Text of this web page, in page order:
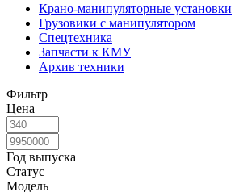
Крано-манипуляторные установки
Грузовики с манипулятором
Спецтехника
Запчасти к КМУ
Архив техники
Фильтр
Цена
Год выпуска
Статус
Модель